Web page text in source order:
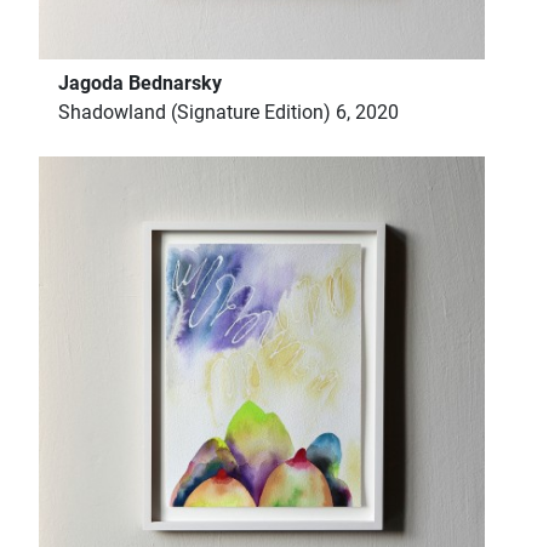
Jagoda Bednarsky
Shadowland (Signature Edition) 6, 2020